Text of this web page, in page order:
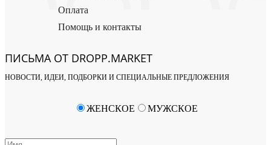
Оплата
Помощь и контакты
ПИСЬМА ОТ DROPP.MARKET
НОВОСТИ, ИДЕИ, ПОДБОРКИ И СПЕЦИАЛЬНЫЕ ПРЕДЛОЖЕНИЯ
ЖЕНСКОЕ МУЖСКОЕ